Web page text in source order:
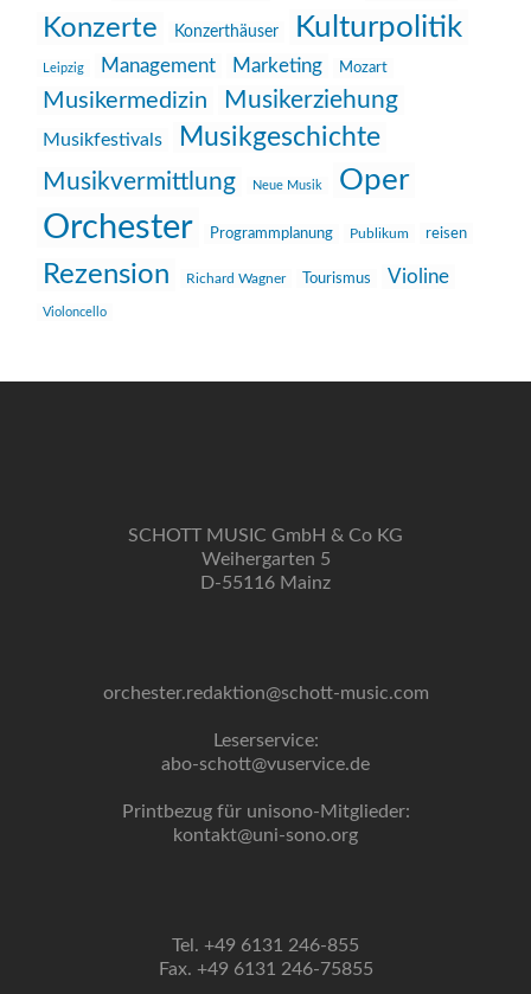
Konzerte Konzerthäuser Kulturpolitik
Leipzig Management Marketing Mozart
Musikermedizin Musikerziehung
Musikfestivals Musikgeschichte
Musikvermittlung Neue Musik Oper
Orchester Programmplanung Publikum reisen
Rezension Richard Wagner Tourismus Violine
Violoncello
SCHOTT MUSIC GmbH & Co KG
Weihergarten 5
D-55116 Mainz
orchester.redaktion@schott-music.com
Leserservice:
abo-schott@vuservice.de
Printbezug für unisono-Mitglieder:
kontakt@uni-sono.org
Tel. +49 6131 246-855
Fax. +49 6131 246-75855